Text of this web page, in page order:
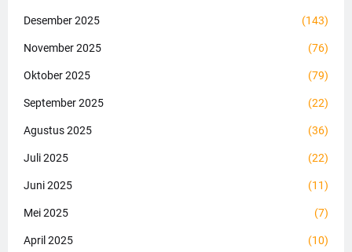
Desember 2025 (143)
November 2025 (76)
Oktober 2025 (79)
September 2025 (22)
Agustus 2025 (36)
Juli 2025 (22)
Juni 2025 (11)
Mei 2025 (7)
April 2025 (10)